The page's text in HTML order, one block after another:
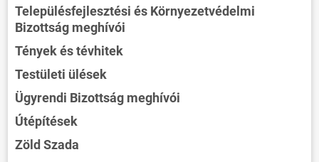
Településfejlesztési és Környezetvédelmi
Bizottság meghívói
Tények és tévhitek
Testületi ülések
Ügyrendi Bizottság meghívói
Útépítések
Zöld Szada